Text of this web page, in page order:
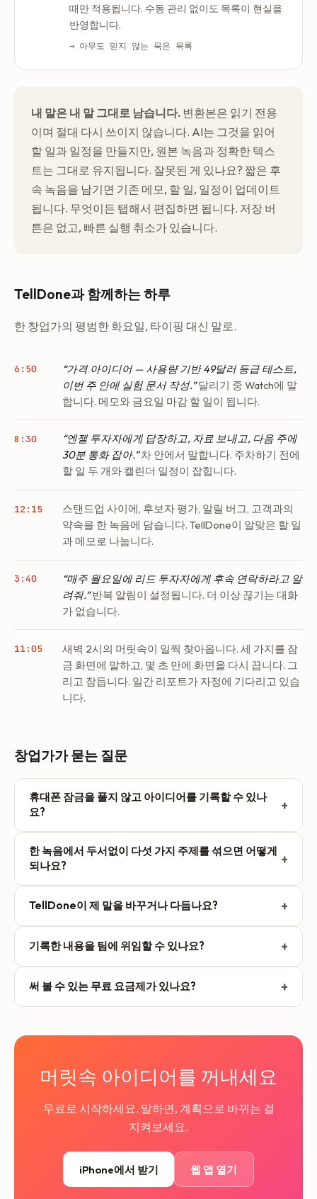
때만 적용됩니다. 수동 관리 없이도 목록이 현실을
반영합니다.
→ 아무도 믿지 않는 묵은 목록
내 말은 내 말 그대로 남습니다. 변환본은 읽기 전용
이며 절대 다시 쓰이지 않습니다. AI는 그것을 읽어
할 일과 일정을 만들지만, 원본 녹음과 정확한 텍스
트는 그대로 유지됩니다. 잘못된 게 있나요? 짧은 후
속 녹음을 남기면 기존 메모, 할 일, 일정이 업데이트
됩니다. 무엇이든 탭해서 편집하면 됩니다. 저장 버
튼은 없고, 빠른 실행 취소가 있습니다.
TellDone과 함께하는 하루
한 창업가의 평범한 화요일, 타이핑 대신 말로.
6:50
“가격 아이디어 — 사용량 기반 49달러 등급 테스트,
이번 주 안에 실험 문서 작성.”달리기 중 Watch에 말
합니다. 메모와 금요일 마감 할 일이 됩니다.
8:30
“엔젤 투자자에게 답장하고, 자료 보내고, 다음 주에
30분 통화 잡아.”차 안에서 말합니다. 주차하기 전에
할 일 두 개와 캘린더 일정이 잡힙니다.
12:15
스탠드업 사이에, 후보자 평가, 알릴 버그, 고객과의
약속을 한 녹음에 담습니다. TellDone이 알맞은 할 일
과 메모로 나눕니다.
3:40
“매주 월요일에 리드 투자자에게 후속 연락하라고 알
려줘.”반복 알림이 설정됩니다. 더 이상 끊기는 대화
가 없습니다.
11:05
새벽 2시의 머릿속이 일찍 찾아옵니다. 세 가지를 잠
금 화면에 말하고, 몇 초 만에 화면을 다시 끕니다. 그
리고 잠듭니다. 일간 리포트가 자정에 기다리고 있습
니다.
창업가가 묻는 질문
휴대폰 잠금을 풀지 않고 아이디어를 기록할 수 있나
요?
+
Island, 잠금 화면에서 녹음을 시작할 수 있습니다. 휴대폰을
아예 꺼내지 않고 Apple Watch(Series 6 이상)에서 녹음할
수도 있습니다. 말하고 화면을 잠그면, 다음에 들여다볼 때 구
조화된 메모와 할 일, 일정이 기다리고 있습니다.
한 녹음에서 두서없이 다섯 가지 주제를 섞으면 어떻게
되나요?
+
제품 버그를 한 번에 말하세요. TellDone이 그 녹음을 알맞은
할 일, 일정, 알림, 메모로 나눕니다. 말하면서 정리할 필요가
없습니다.
TellDone이 제 말을 바꾸거나 다듬나요? +
니다. AI는 그것을 읽어 할 일과 일정을 만들지만, 원본을 다
시 쓰지는 않습니다. AI가 의도를 잘못 읽으면 짧은 후속 녹음
을 남기세요. 기존 메모, 할 일, 일정이 업데이트됩니다.
기록한 내용을 팀에 위임할 수 있나요? +
Calendar, Google Tasks를 연결하면 할 일이 팀이 이미 일하
는 곳에 도착합니다. 웹훅, 이메일 전달, AI 에이전트용 MCP
써 볼 수 있는 무료 요금제가 있나요? +
포트, 더 많은 연동을 더합니다.
머릿속 아이디어를 꺼내세요
무료로 시작하세요. 말하면, 계획으로 바뀌는 걸
지켜보세요.
iPhone에서 받기 웹 앱 열기